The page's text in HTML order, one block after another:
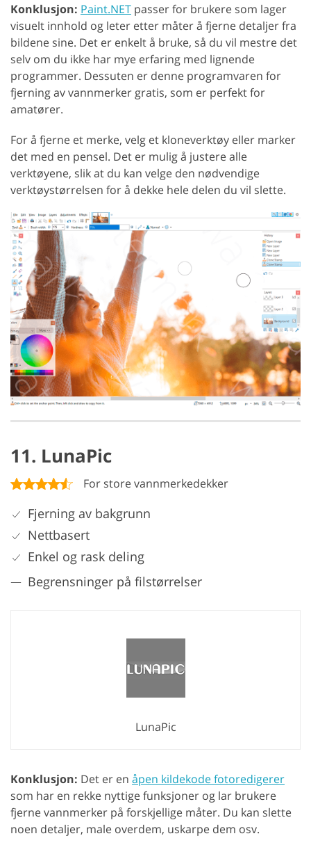
Konklusjon: Paint.NET passer for brukere som lager
visuelt innhold og leter etter måter å fjerne detaljer fra
bildene sine. Det er enkelt å bruke, så du vil mestre det
selv om du ikke har mye erfaring med lignende
programmer. Dessuten er denne programvaren for
fjerning av vannmerker gratis, som er perfekt for
amatører.
For å fjerne et merke, velg et kloneverktøy eller marker
det med en pensel. Det er mulig å justere alle
verktøyene, slik at du kan velge den nødvendige
verktøystørrelsen for å dekke hele delen du vil slette.
11. LunaPic
For store vannmerkedekker
Fjerning av bakgrunn
Nettbasert
Enkel og rask deling
Begrensninger på filstørrelser
LunaPic
Konklusjon: Det er en åpen kildekode fotoredigerer
som har en rekke nyttige funksjoner og lar brukere
fjerne vannmerker på forskjellige måter. Du kan slette
noen detaljer, male overdem, uskarpe dem osv.